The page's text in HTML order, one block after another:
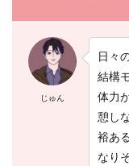
じゅん
日々
結構
体力
憩し
裕あ
なり